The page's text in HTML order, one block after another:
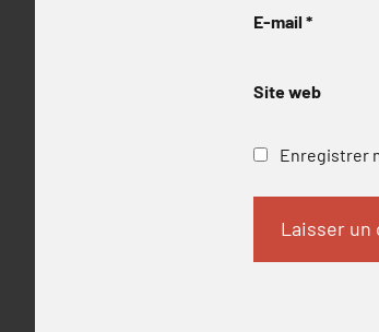
E-mail *
Site web
Enregistrer